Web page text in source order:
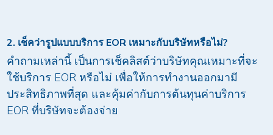
2. เช็คว่ารูปแบบบริการ EOR เหมาะกับบริษัทหรือไม่?
คำถามเหล่านี้ เป็นการเช็คลิสต์ว่าบริษัทคุณเหมาะที่จะ
ใช้บริการ EOR หรือไม่ เพื่อให้การทำงานออกมามี
ประสิทธิภาพที่สุด และคุ้มค่ากับการต้นทุนค่าบริการ
EOR ที่บริษัทจะต้องจ่าย